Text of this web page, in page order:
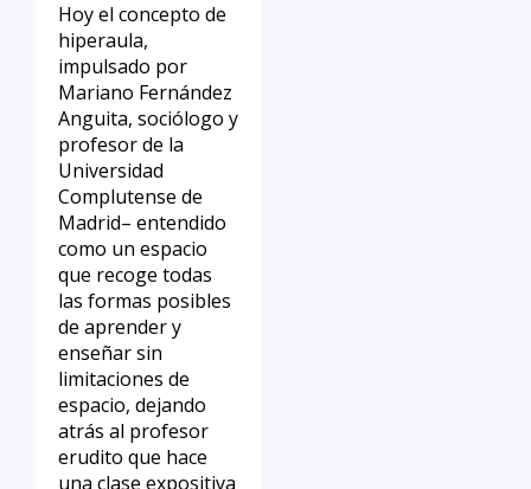
Hoy el concepto de
hiperaula,
impulsado por
Mariano Fernández
Anguita, sociólogo y
profesor de la
Universidad
Complutense de
Madrid– entendido
como un espacio
que recoge todas
las formas posibles
de aprender y
enseñar sin
limitaciones de
espacio, dejando
atrás al profesor
erudito que hace
una clase expositiva